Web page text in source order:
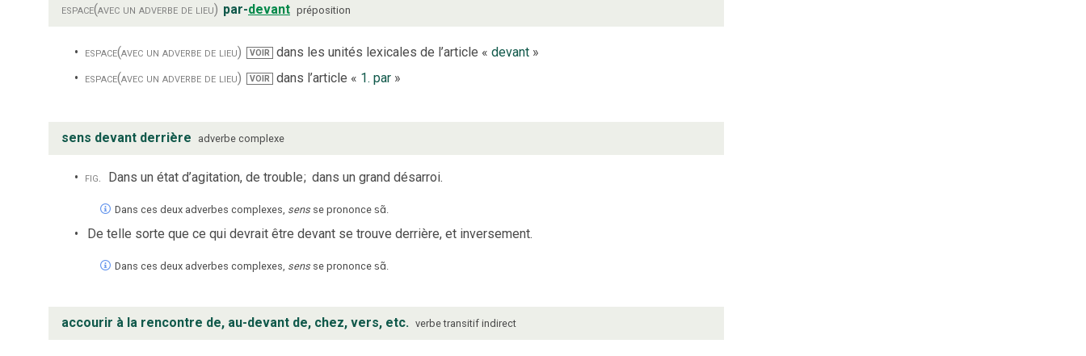
espace(avec un adverbe de lieu) par-devant préposition
espace(avec un adverbe de lieu) VOIR dans les unités lexicales de l’article « devant»
espace(avec un adverbe de lieu) VOIR dans l’article « 1. par»
sens devant derrière adverbe complexe
fig. Dans un état d’agitation, de trouble; dans un grand désarroi.
Dans ces deux adverbes complexes, sens se prononce sɑ̃
De telle sorte que ce qui devrait être devant se trouve derrière, et inversement.
Dans ces deux adverbes complexes, sens se prononce sɑ̃
accourir à la rencontre de, au-devant de, chez, vers, etc. verbe transitif indirect